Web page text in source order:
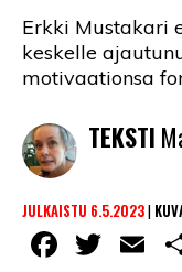
Erkki Mustakari
keskelle
motivaationsa
TEKSTI
JULKAISTU 6.5.2023|